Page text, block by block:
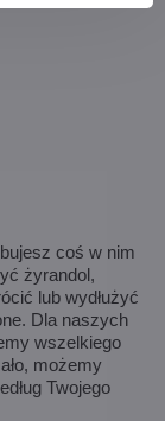
coś w nim
żyrandol,
lub wydłużyć
Dla naszych
wszelkiego
możemy
Twojego